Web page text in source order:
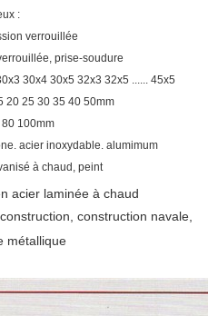
:
verrouillée
prise-soudure
30x4 30x5 32x3 32x5 ...... 45x5
20 25 30 35 40 50mm
100mm
acier inoxydable. alumimum
à chaud, peint
acier laminée à chaud
construction navale
métallique